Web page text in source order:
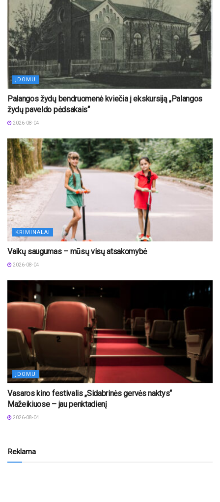
ĮDOMU
Palangos žydų bendruomenė kviečia į ekskursiją „Palangos
žydų paveldo pėdsakais“
2026-08-04
KRIMINALAI
Vaikų saugumas – mūsų visų atsakomybė
2026-08-04
ĮDOMU
Vasaros kino festivalis „Sidabrinės gervės naktys“
Mažeikiuose – jau penktadienį
2026-08-04
Reklama